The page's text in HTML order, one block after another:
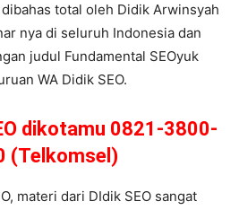
total oleh Didik Arwinsyah
nya di seluruh Indonesia dan
judul Fundamental SEOyuk
WA Didik SEO.
dikotamu 0821-3800-
(Telkomsel)
materi dari DIdik SEO sangat